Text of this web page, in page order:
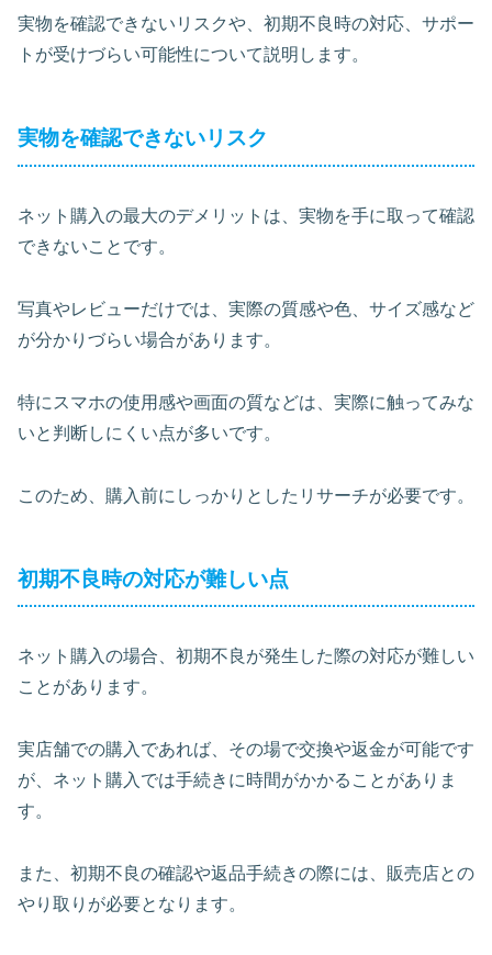
実物を確認できないリスクや、初期不良時の対応、サポー
トが受けづらい可能性について説明します。
実物を確認できないリスク
ネット購入の最大のデメリットは、実物を手に取って確認
できないことです。
写真やレビューだけでは、実際の質感や色、サイズ感など
が分かりづらい場合があります。
特にスマホの使用感や画面の質などは、実際に触ってみな
いと判断しにくい点が多いです。
このため、購入前にしっかりとしたリサーチが必要です。
初期不良時の対応が難しい点
ネット購入の場合、初期不良が発生した際の対応が難しい
ことがあります。
実店舗での購入であれば、その場で交換や返金が可能です
が、ネット購入では手続きに時間がかかることがありま
す。
また、初期不良の確認や返品手続きの際には、 販売店との
やり取りが必要となります。